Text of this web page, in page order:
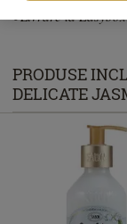
• Livrare la
PRODUSE
DELICATE